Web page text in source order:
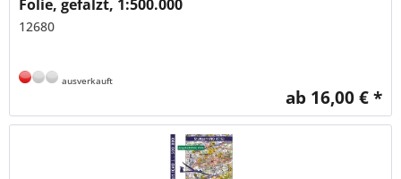
Folie, gefalzt, 1:500.000
12680
ausverkauft
ab 16,00 € *